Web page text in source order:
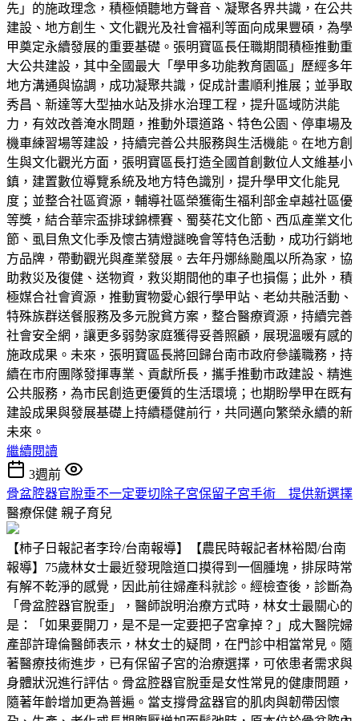
先」的施政理念，積極傾聽地方聲音、凝聚各界共識，在公共
建設、地方創生、文化觀光及社會福利等面向成果豐碩，為學
甲奠定永續發展的重要基礎。張明寶區長任職期間積極推動重
大公共建設，其中全國最大「學甲多功能教育園區」歷經多年
地方溝通與協調，成功凝聚共識，促成計畫順利推展；並爭取
秀昌、新達等大型抽水站及排水治理工程，提升區域防洪能
力，有效改善淹水問題，推動外環道路、特色公園、停車場及
機車練習場等建設，持續完善公共服務與生活機能。在地方創
生與文化觀光方面，張明寶區長打造全國首創數位人文維基小
鎮，建置數位導覽系統及地方特色識別，提升學甲文化能見
度；並整合社區資源，輔導社區榮獲衛生福利部金卓越社區優
等獎，結合華宗盃排球錦標賽、蜀葵花文化節、西瓜產業文化
節、虱目魚文化季及懷古猜燈謎晚會等特色活動，成功行銷地
方品牌，帶動觀光與產業發展。去年丹娜絲颱風以所為家，協
助救災及復健、送物資，救災期間他的車子也損傷；此外，積
極媒合社會資源，推動實物愛心銀行學甲站、老幼共融活動、
特殊族群送餐服務及多元脫貧方案，整合醫療資源，持續完善
社會安全網，讓更多弱勢家庭獲得妥善照顧，展現溫暖有感的
施政成果。未來，張明寶區長將回歸台南市政府參議職務，持
續在市府團隊發揮專業、貢獻所長，攜手推動市政建設、精進
公共服務，為市民創造更優質的生活環境；也期盼學甲在既有
建設成果與發展基礎上持續穩健前行，共同邁向繁榮永續的新
未來。
繼續閱讀
3週前
骨盆腔器官脫垂不一定要切除子宮保留子宮手術 提供新選擇
醫療保健 親子育兒
【柿子日報記者李玲/台南報導】【農民時報記者林裕閎/台南
報導】75歲林女士最近發現陰道口摸得到一個腫塊，排尿時常
有解不乾淨的感覺，因此前往婦產科就診。經檢查後，診斷為
「骨盆腔器官脫垂」，醫師說明治療方式時，林女士最關心的
是：「如果要開刀，是不是一定要把子宮拿掉？」成大醫院婦
產部許瑋倫醫師表示，林女士的疑問，在門診中相當常見。隨
著醫療技術進步，已有保留子宮的治療選擇，可依患者需求與
身體狀況進行評估。骨盆腔器官脫垂是女性常見的健康問題，
隨著年齡增加更為普遍。當支撐骨盆器官的肌肉與韌帶因懷